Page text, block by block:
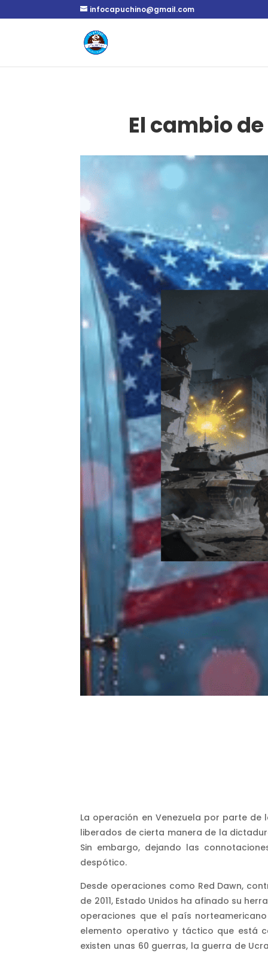
infocapuchino@gmail.com
El cambio
La operación en Venezuela por parte
liberados de cierta manera de la
Sin embargo, dejando las
despótico.
Desde operaciones como Red Dawn,
de 2011, Estado Unidos ha afinado su
operaciones que el país
elemento operativo y táctico que está
existen unas 60 guerras, la guerra de